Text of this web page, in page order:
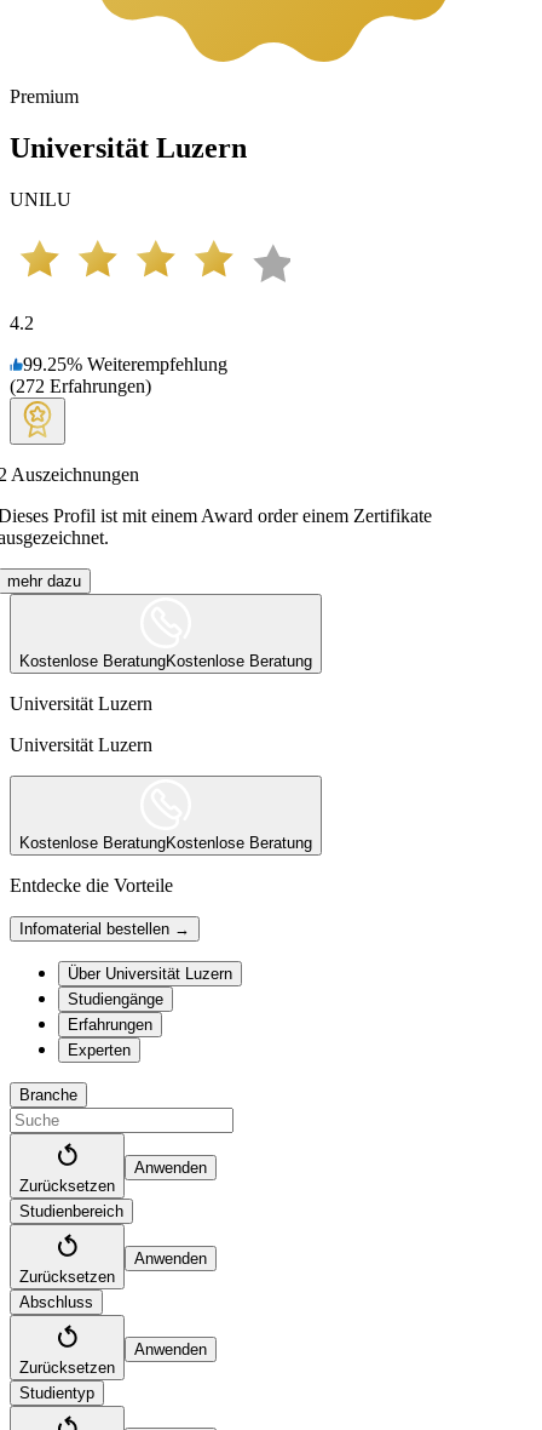
Premium
Universität Luzern
UNILU
4.2
99.25% Weiterempfehlung
(272 Erfahrungen)
Auszeichnungen
Profil ist mit einem Award order einem Zertifikate
mehr dazu
Kostenlose BeratungKostenlose Beratung
Universität Luzern
Universität Luzern
Kostenlose BeratungKostenlose Beratung
Entdecke die Vorteile
Infomaterial bestellen →
Über Universität Luzern
Studiengänge
Erfahrungen
Experten
Branche
Zurücksetzen
Anwenden
Studienbereich
Zurücksetzen
Anwenden
Abschluss
Zurücksetzen
Anwenden
Studientyp